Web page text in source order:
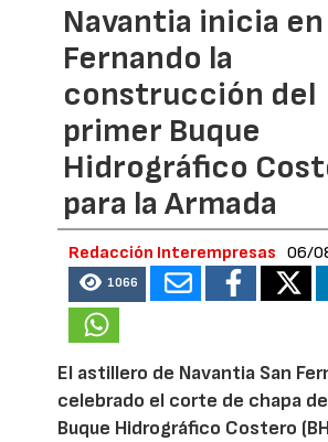
Navantia inicia en
Fernando la
construcción del
primer Buque
Hidrográfico
para la Armada
Redacción Interempresas 06/
1066
El astillero de Navantia San
celebrado el corte de chapa
Buque Hidrográfico Costero